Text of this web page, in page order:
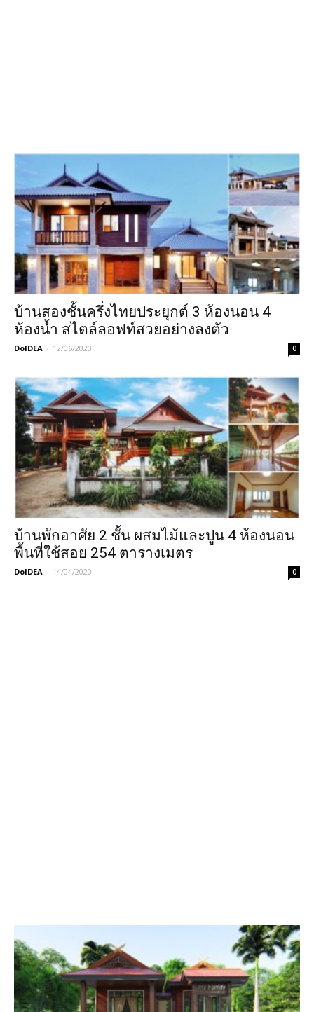
บ้านสองชั้นครึ่งไทยประยุกต์ 3 ห้องนอน 4
ห้องน้ำ สไตล์ลอฟท์สวยอย่างลงตัว
DoIDEA - 12/06/2020 0
บ้านพักอาศัย 2 ชั้น ผสมไม้และปูน 4 ห้องนอน
พื้นที่ใช้สอย 254 ตารางเมตร
DoIDEA - 14/04/2020 0